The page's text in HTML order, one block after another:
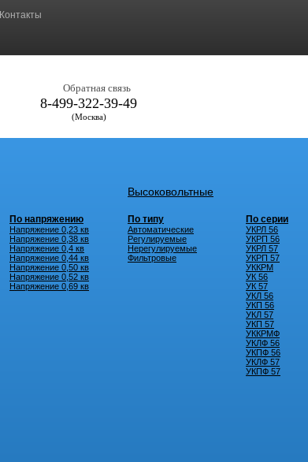
Контакты
Обратная связь
8-499-322-39-49
(Москва)
По напряжению
Напряжение 0,23 кв
Напряжение 0,38 кв
Напряжение 0,4 кв
Напряжение 0,44 кв
Напряжение 0,50 кв
Напряжение 0,52 кв
Напряжение 0,69 кв
Высоковольтные
По типу
Автоматические
Регулируемые
Нерегулируемые
Фильтровые
По серии
УКРЛ 56
УКРП 56
УКРЛ 57
УКРП 57
УККРМ
УК 56
УК 57
УКЛ 56
УКП 56
УКЛ 57
УКП 57
УККРМФ
УКЛФ 56
УКПФ 56
УКЛФ 57
УКПФ 57